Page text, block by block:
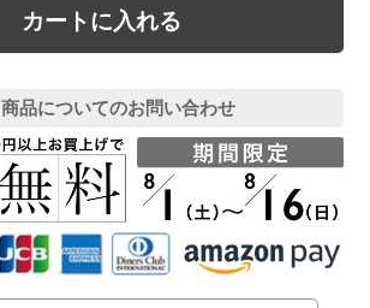
カートに入れる
商品についてのお問い合わせ